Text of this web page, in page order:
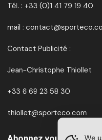
Tél. : +33 (0)1 41 79 19 40
mail :
Contact Publicité :
Jean-Christophe Thiollet
+33 6 69 23 58 30
thiollet@sporteco.com
We